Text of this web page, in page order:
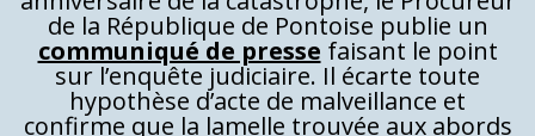
de la République de Pontoise publie un
communiqué de presse faisant le point
sur l’enquête judiciaire. Il écarte toute
hypothèse d’acte de malveillance et
confirme que la lamelle trouvée aux abords